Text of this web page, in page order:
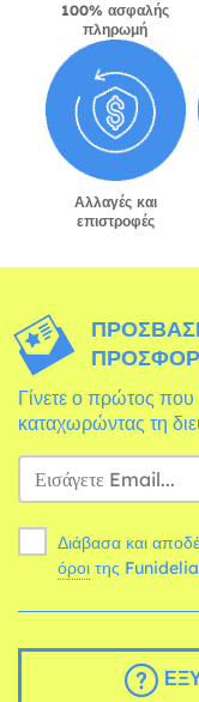
100% ασφαλής
πληρωμή
Αλλαγές και
επιστροφές
Γίνετε ο πρώτος
καταχωρώντας τη
Διάβασα και
όροι της